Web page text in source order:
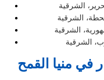
الشرقية
الشرقية
الشرقية
الشرقية
في منيا القمح